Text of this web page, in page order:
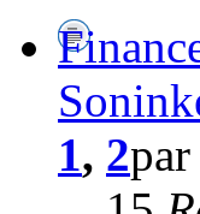
1, 2par